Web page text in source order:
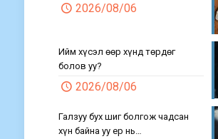
2026/08/06
Ийм хүсэл өөр хүнд төрдөг
болов уу?
2026/08/06
Галзуу бух шиг болгож чадсан
хүн байна уу ер нь…